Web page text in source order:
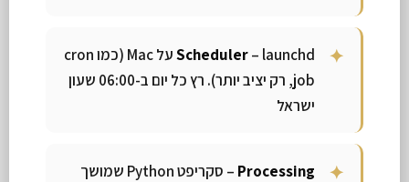
Scheduler
– launchd על Mac (כמו cron
job, רק יציב יותר). רץ כל יום ב-06:00 שעון
ישראל
Processing
– סקריפט Python שמושך